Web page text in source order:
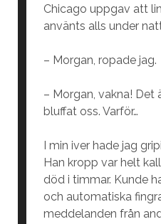
Chicago uppgav att
använts alls under
– Morgan, ropade jag.
– Morgan, vakna! Det
bluffat oss. Varför…
I min iver hade jag
Han kropp var helt
död i timmar. Kunde
och automatiska
meddelanden från